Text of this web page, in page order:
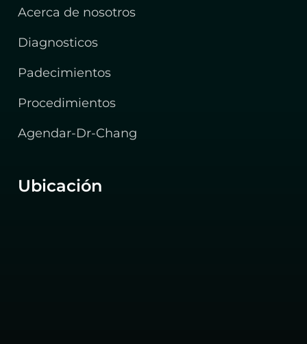
Acerca de nosotros
Diagnosticos
Padecimientos
Procedimientos
Agendar-Dr-Chang
Ubicación